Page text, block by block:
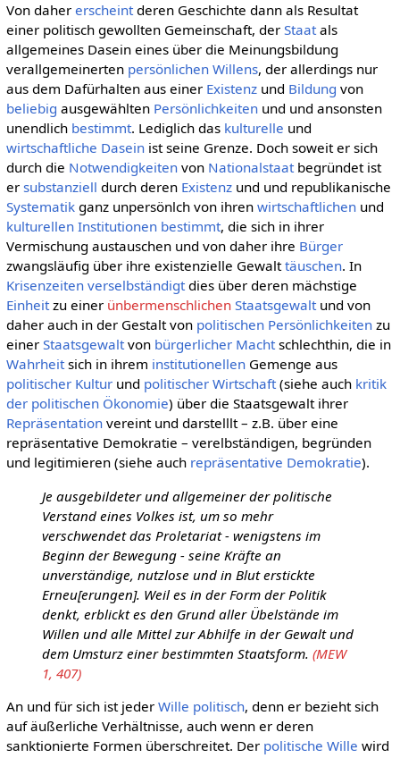
Von daher erscheintderen Geschichte dann als Resultat
einer politisch gewollten Gemeinschaft, der Staatals
allgemeines Dasein eines über die Meinungsbildung
verallgemeinerten persönlichen Willens, der allerdings nur
aus dem Dafürhalten aus einer Existenzund Bildung von
beliebig ausgewählten Persönlichkeitenund und ansonsten
unendlich bestimmt. Lediglich das kulturelle und
wirtschaftliche Daseinist seine Grenze. Doch soweit er sich
durch die Notwendigkeitenvon Nationalstaatbegründet ist
er substanziell durch deren Existenzund und republikanische
Systematikganz unpersönlch von ihren wirtschaftlichenund
kulturellen Institutionen bestimmt, die sich in ihrer
Vermischung austauschen und von daher ihre Bürger
zwangsläufig über ihre existenzielle Gewalttäuschen. In
Krisenzeiten verselbständigtdies über deren mächstige
Einheitzu einer ünbermenschlichen Staatsgewaltund von
daher auch in der Gestalt von politischen Persönlichkeitenzu
einer Staatsgewaltvon bürgerlicher Machtschlechthin, die in
Wahrheitsich in ihrem institutionellenGemenge aus
politischer Kulturund politischer Wirtschaft(siehe auch kritik
der politischen Ökonomie) über die Staatsgewalt ihrer
Repräsentationvereint und darstelllt – z.B. über eine
repräsentative Demokratie – verelbständigen, begründen
und legitimieren (siehe auch repräsentative Demokratie).
Je ausgebildeter und allgemeiner der politische
Verstand eines Volkes ist, um so mehr
verschwendet das Proletariat - wenigstens im
Beginn der Bewegung - seine Kräfte an
unverständige, nutzlose und in Blut erstickte
Erneu[erungen]. Weil es in der Form der Politik
denkt, erblickt es den Grund aller Übelstände im
Willen und alle Mittel zur Abhilfe in der Gewalt und
dem Umsturz einer bestimmten Staatsform. (MEW
1, 407)
An und für sich ist jeder Wille politisch, denn er bezieht sich
auf äußerliche Verhältnisse, auch wenn er deren
sanktionierte Formen überschreitet. Der politische Wille wird